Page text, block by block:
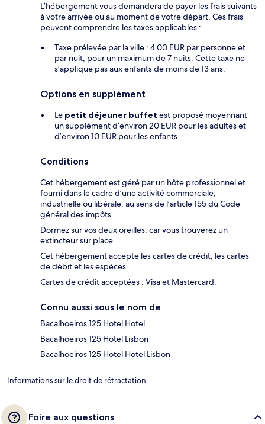
L’hébergement vous demandera de payer les frais suivants
à votre arrivée ou au moment de votre départ. Ces frais
peuvent comprendre les taxes applicables :
Taxe prélevée par la ville : 4.00 EUR par personne et
par nuit, pour un maximum de 7 nuits. Cette taxe ne
s'applique pas aux enfants de moins de 13 ans.
Options en supplément
Le petit déjeuner buffet est proposé moyennant
un supplément d’environ 20 EUR pour les adultes et
d’environ 10 EUR pour les enfants
Conditions
Cet hébergement est géré par un hôte professionnel et
fourni dans le cadre d’une activité commerciale,
industrielle ou libérale, au sens de l’article 155 du Code
général des impôts
Dormez sur vos deux oreilles, car vous trouverez un
extincteur sur place.
Cet hébergement accepte les cartes de crédit, les cartes
de débit et les espèces.
Cartes de crédit acceptées : Visa et Mastercard.
Connu aussi sous le nom de
Bacalhoeiros 125 Hotel Hotel
Bacalhoeiros 125 Hotel Lisbon
Bacalhoeiros 125 Hotel Hotel Lisbon
Informations sur le droit de rétractation
Foire aux questions